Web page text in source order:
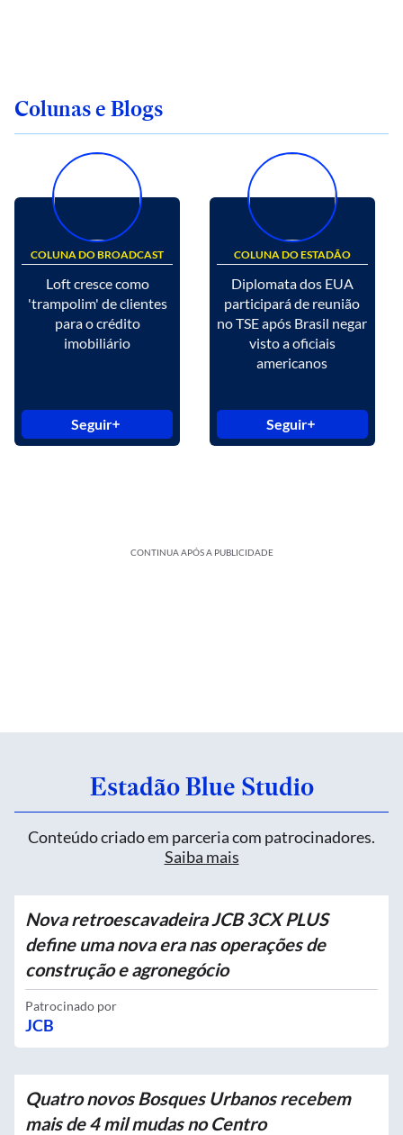
Colunas e Blogs
COLUNA DO BROADCAST
Loft cresce como
'trampolim' de clientes
para o crédito
imobiliário
Seguir
COLUNA DO ESTADÃO
Diplomata dos EUA
participará de reunião
no TSE após Brasil negar
visto a oficiais
americanos
Seguir
CONTINUA APÓS A PUBLICIDADE
Estadão Blue Studio
Conteúdo criado em parceria com patrocinadores.
Saiba mais
Nova retroescavadeira JCB 3CX PLUS
define uma nova era nas operações de
construção e agronegócio
Patrocinado por
JCB
Quatro novos Bosques Urbanos recebem
mais de 4 mil mudas no Centro